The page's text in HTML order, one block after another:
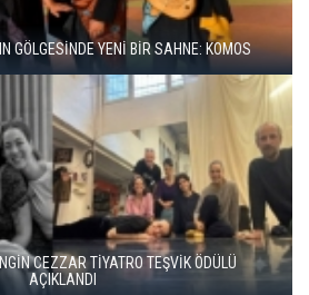
SEYİRCİ, YENİ REPERTUVAR
ÇELİŞKİLERİNİ SAHNEYE TAŞIYOR